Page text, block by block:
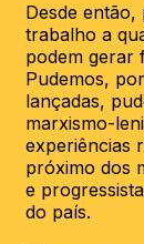
Desde
trabalho a
podem gerar
Pudemos,
lançadas,
marxismo-
experiências
próximo dos
e
do país.